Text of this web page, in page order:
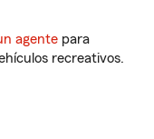
agente para
recreativos.